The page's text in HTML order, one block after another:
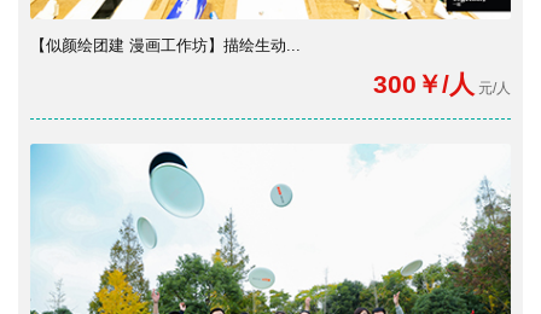
【似颜绘团建 漫画工作坊】描绘生动...
300￥/人 元/人